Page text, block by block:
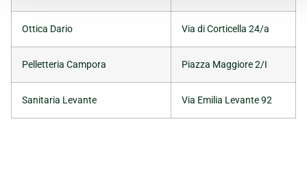
Ottica Dario Via di Corticella 24/a
Pelletteria Campora Piazza Maggiore 2/I
Sanitaria Levante Via Emilia Levante 92